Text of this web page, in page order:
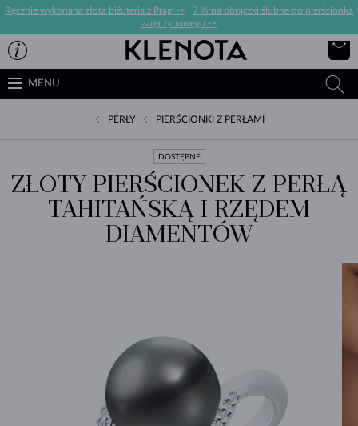
Ręcznie wykonana złota biżuteria z Pragi ->
7 % na obrączki ślubne do pierścionka
zaręczynowego ->
MENU
PERŁY PIERŚCIONKI Z PERŁAMI
DOSTĘPNE
ZŁOTY PIERŚCIONEK Z PERŁĄ
TAHITAŃSKĄ I RZĘDEM
DIAMENTÓW